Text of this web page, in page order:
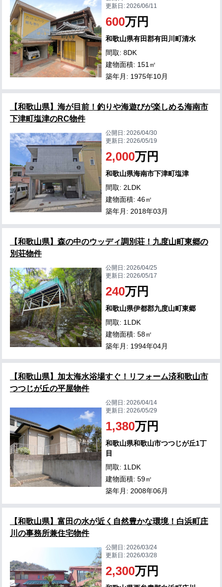
更新日:2026/06/11
600万円
和歌山県有田郡有田川町清水
間取: 8DK
建物面積: 151㎡
築年月: 1975年10月
【和歌山県】海が目前！釣りや海遊びが楽しめる海南市
下津町塩津のRC物件
公開日:2026/04/30
更新日:2026/05/19
2,000万円
和歌山県海南市下津町塩津
間取: 2LDK
建物面積: 46㎡
築年月: 2018年03月
【和歌山県】森の中のウッディ調別荘！九度山町東郷の
別荘物件
公開日:2026/04/25
更新日:2026/05/17
240万円
和歌山県伊都郡九度山町東郷
間取: 1LDK
建物面積: 58㎡
築年月: 1994年04月
【和歌山県】加太海水浴場すぐ！リフォーム済和歌山市
つつじが丘の平屋物件
公開日:2026/04/14
更新日:2026/05/29
1,380万円
和歌山県和歌山市つつじが丘1丁
目
間取: 1LDK
建物面積: 59㎡
築年月: 2008年06月
【和歌山県】富田の水が近く自然豊かな環境！白浜町庄
川の事務所兼住宅物件
公開日:2026/03/24
更新日:2026/03/28
2,300万円